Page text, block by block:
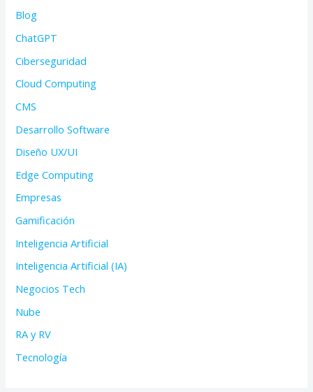
Blog
ChatGPT
Ciberseguridad
Cloud Computing
CMS
Desarrollo Software
Diseño UX/UI
Edge Computing
Empresas
Gamificación
Inteligencia Artificial
Inteligencia Artificial (IA)
Negocios Tech
Nube
RA y RV
Tecnología